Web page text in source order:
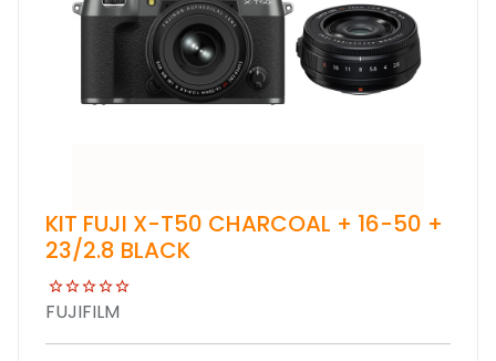
KIT FUJI X-T50 CHARCOAL + 16-50 +
23/2.8 BLACK
FUJIFILM